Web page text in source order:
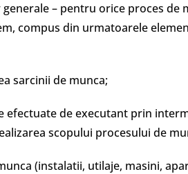
– pentru orice proces de
compus din urmatoarele
sarcinii de munca;
efectuate de executant prin
scopului procesului de
(instalatii, utilaje, masini,